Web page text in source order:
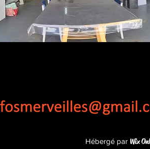
Hébergé par Wix